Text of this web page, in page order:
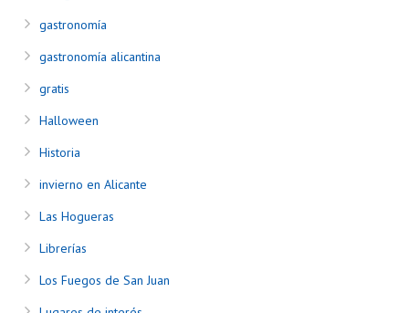
gastronomía
gastronomía alicantina
gratis
Halloween
Historia
invierno en Alicante
Las Hogueras
Librerías
Los Fuegos de San Juan